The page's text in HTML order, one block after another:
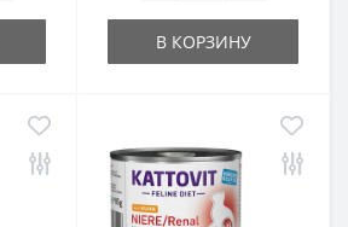
В КОРЗИНУ